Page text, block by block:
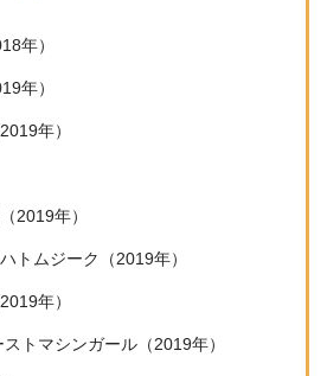
年）
年）
年）
2019年）
トムジーク（2019年）
年）
トマシンガール（2019年）